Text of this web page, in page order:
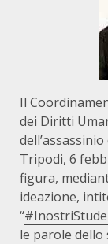
Il
dei Diritti
Tripodi, 6
figura,
ideazione,
“
le parole dello